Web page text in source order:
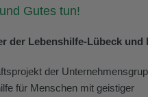
Gutes tun!
der Lebenshilfe-Lübeck und
der
für Menschen mit geistiger